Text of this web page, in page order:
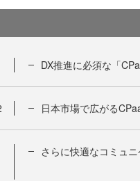
DX推進に必須な「
日本市場で広がる
さらに快適なコミュ